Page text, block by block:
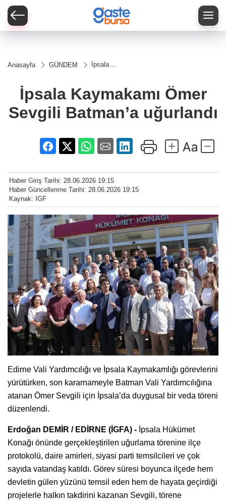
Anasayfa GÜNDEM
İpsala
Batman’a
uğurlandı
İpsala Kaymakamı Ömer
Sevgili Batman’a uğurlandı
Haber Giriş Tarihi: 28.06.2026 19:15
Haber Güncellenme Tarihi: 28.06.2026 19:15
Kaynak: IGF
Edirne Vali Yardımcılığı ve İpsala Kaymakamlığı görevlerini
yürütürken, son kararnameyle Batman Vali Yardımcılığına
atanan Ömer Sevgili için İpsala’da duygusal bir veda töreni
düzenlendi.
Erdoğan DEMİR / EDİRNE (İGFA) - İpsala Hükümet
Konağı önünde gerçekleştirilen uğurlama törenine ilçe
protokolü, daire amirleri, siyasi parti temsilcileri ve çok
sayıda vatandaş katıldı. Görev süresi boyunca ilçede hem
devletin gülen yüzünü temsil eden hem de hayata geçirdiği
projelerle halkın takdirini kazanan Sevgili, törene